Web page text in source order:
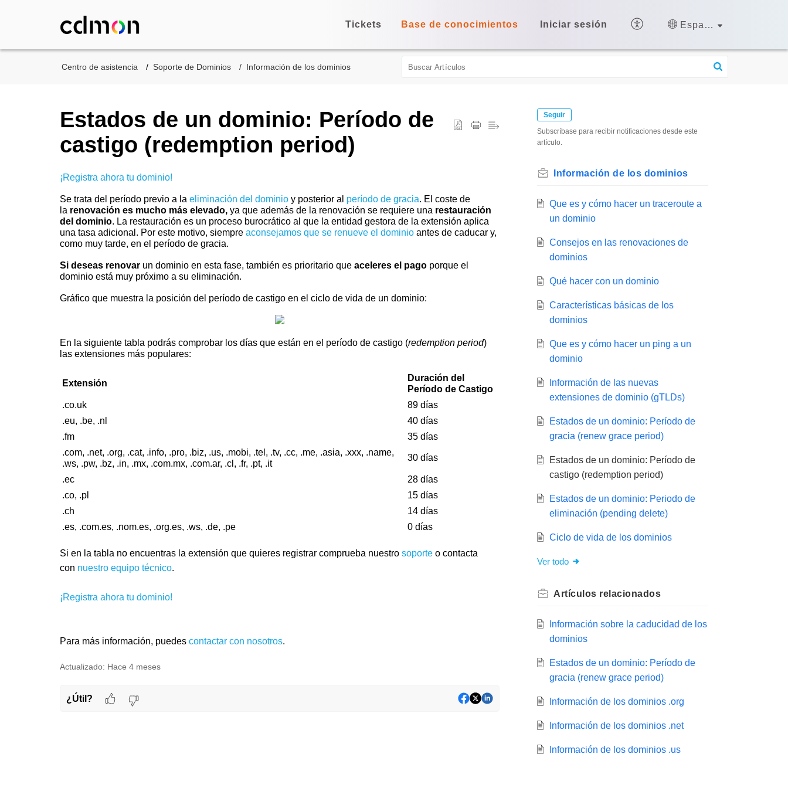
Tickets Base de conocimientos Iniciar sesión Español (España)
Centro de asistencia Soporte de Dominios Información de los dominios
Estados de un dominio: Período de
castigo (redemption period)
¡Registra ahora tu dominio!
Se trata del período previo a la eliminación del dominio y posterior al período de gracia. El coste de
la renovación es mucho más elevado, ya que además de la renovación se requiere una restauración
del dominio. La restauración es un proceso burocrático al que la entidad gestora de la extensión aplica
una tasa adicional. Por este motivo, siempre aconsejamos que se renueve el dominio antes de caducar y,
como muy tarde, en el período de gracia.
Si deseas renovar un dominio en esta fase, también es prioritario que aceleres el pago porque el
dominio está muy próximo a su eliminación.
Gráfico que muestra la posición del período de castigo en el ciclo de vida de un dominio:
En la siguiente tabla podrás comprobar los días que están en el período de castigo (redemption period)
las extensiones más populares:
Extensión
Duración del
Período de Castigo
.co.uk
89 días
.eu, .be, .nl
40 días
.fm
35 días
.com, .net, .org, .cat, .info, .pro, .biz, .us, .mobi, .tel, .tv, .cc, .me, .asia, .xxx, .name,
.ws, .pw, .bz, .in, .mx, .com.mx, .com.ar, .cl, .fr, .pt, .it
30 días
.ec
28 días
.co, .pl
15 días
.ch
14 días
.es, .com.es, .nom.es, .org.es, .ws, .de, .pe
0 días
Si en la tabla no encuentras la extensión que quieres registrar comprueba nuestro soporte o contacta
con nuestro equipo técnico.
¡Registra ahora tu dominio!
Para más información, puedes contactar con nosotros.
Actualizado: Hace 4 meses
¿Útil?
Seguir
Subscríbase para recibir notificaciones desde este
artículo.
Información de los dominios
Que es y cómo hacer un traceroute a
un dominio
Consejos en las renovaciones de
dominios
Qué hacer con un dominio
Características básicas de los
dominios
Que es y cómo hacer un ping a un
dominio
Información de las nuevas
extensiones de dominio (gTLDs)
Estados de un dominio: Período de
gracia (renew grace period)
Estados de un dominio: Período de
castigo (redemption period)
Estados de un dominio: Periodo de
eliminación (pending delete)
Ciclo de vida de los dominios
Ver todo
Artículos relacionados
Información sobre la caducidad de los
dominios
Estados de un dominio: Período de
gracia (renew grace period)
Información de los dominios .org
Información de los dominios .net
Información de los dominios .us